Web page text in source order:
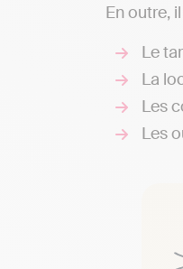
En outre,
Le
La
Les
Les